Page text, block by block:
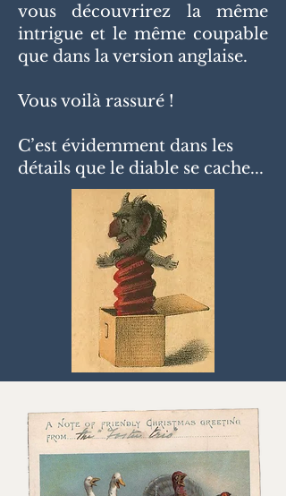
vous découvrirez la même
intrigue et le même coupable
que dans la version anglaise.
Vous voilà rassuré !
C’est évidemment dans les
détails que le diable se cache...